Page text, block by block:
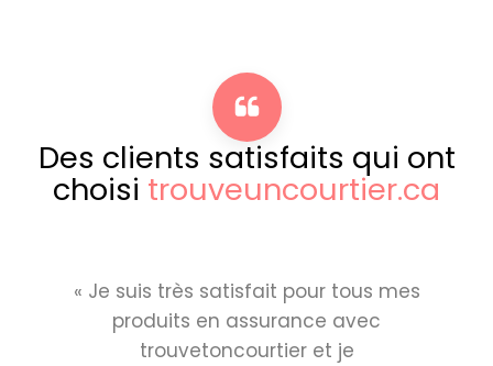
Des clients satisfaits qui ont
choisi trouveuncourtier.ca
« Je suis très satisfait pour tous mes
produits en assurance avec
trouvetoncourtier et je